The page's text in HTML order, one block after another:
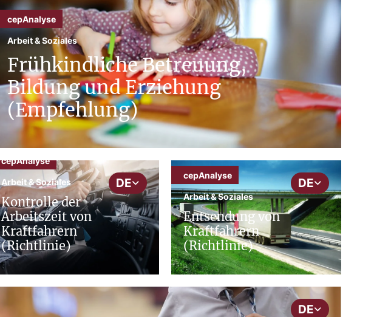
cepAnalyse
Arbeit & Soziales
Frühkindliche Betreuung,
Bildung und Erziehung
(Empfehlung)
DE
cepAnalyse
Arbeit & Soziales
Kontrolle der
Arbeitszeit von
Kraftfahrern
(Richtlinie)
DE
cepAnalyse
Arbeit & Soziales
Entsendung von
Kraftfahrern
(Richtlinie)
DE